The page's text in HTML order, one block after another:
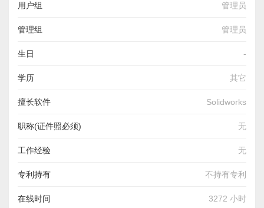
用户组 管理员
管理组 管理员
生日 -
学历 其它
擅长软件 Solidworks
职称(证件照必须) 无
工作经验 无
专利持有 不持有专利
在线时间 3272 小时